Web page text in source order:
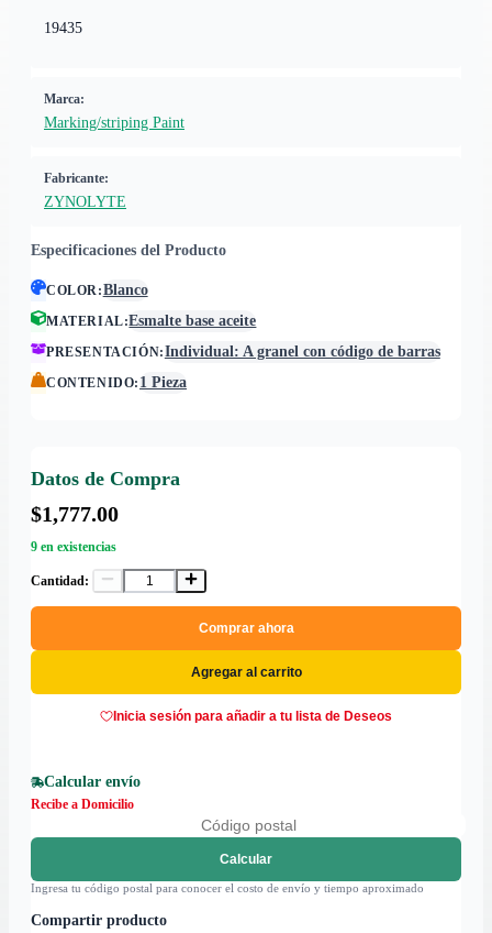
19435
Marca:
Marking/striping Paint
Fabricante:
ZYNOLYTE
Especificaciones del Producto
COLOR:Blanco
MATERIAL:Esmalte base aceite
PRESENTACIÓN:Individual: A granel con código de barras
CONTENIDO: 1 Pieza
Datos de Compra
$1,777.00
9 en existencias
Cantidad:
Comprar ahora
Agregar al carrito
Inicia sesión para añadir a tu lista de Deseos
Calcular envío
Recibe a Domicilio
Calcular
Ingresa tu código postal para conocer el costo de envío y tiempo aproximado
Compartir producto